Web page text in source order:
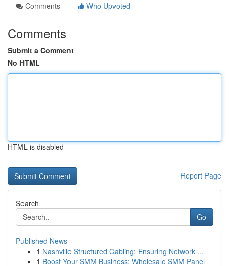
Comments
Who Upvoted
Comments
Submit a Comment
No HTML
HTML is disabled
Report Page
Search
Go
Published News
1 Nashville Structured Cabling: Ensuring Network ...
1 Boost Your SMM Business: Wholesale SMM Panel